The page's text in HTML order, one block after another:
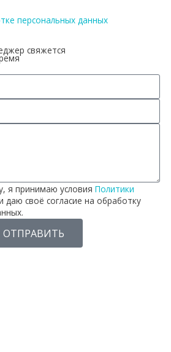
персональных данных
свяжется
я принимаю условия Политики
даю своё согласие на обработку
ОТПРАВИТЬ